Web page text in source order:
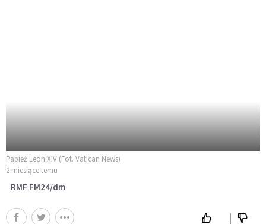
Papież Leon XIV (Fot. Vatican News)
2 miesiące temu
RMF FM24/dm